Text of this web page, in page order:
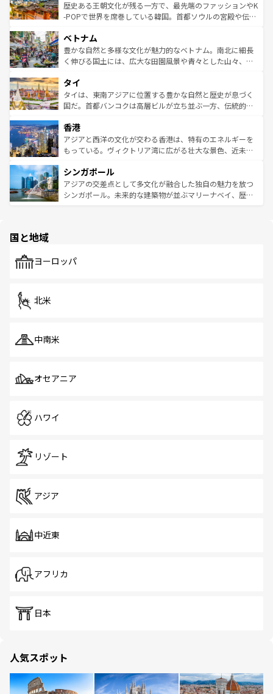
ビング、ハイキングなど、アウトドア好きにはたまらな
い。オーストラリアの多彩な魅力を存分に味わいつくそ
参照してほしい。
と山間の静けさが共存しており、訪れる人に新しい発見と
驚きをもたらしてくれる。また、奥深い台湾の食文化も魅
容にもいいと評判のスイーツなど、バラエティ豊かな料理
が味わえる。 なお、新着の台湾情報は コンテンツ一覧を参
照してほしい。
歴史ある王朝文化が残る一方で、最先端のファッションやK
-POPで世界を席巻している韓国。首都ソウルの宮殿や伝統
き、地方に足を延ばせば四季折々の自然美を楽しむことが
できる。そして、キムチや焼肉、絶品のストリートフード
まで、さまざまな韓国料理が待っている。夜には、韓国な
リティに包まれながら、韓国の多彩な魅力を心ゆくまで味
わってみてほしい。 なお、新着の韓国情報はコンテンツ一
覧を参照してほしい。
ベトナム
豊かな自然と多様な文化が魅力的なベトナム。南北に細長
く伸びる国土には、広大な田園風景や青々とした山々、世
急速な発展と共に伝統が息づく。ハノイの古い町並みやホ
ーチミン市のフランス統治時代の建物も、独特の雰囲気を
醸し出している。また、バラエティの豊かさとおいしさで
とつ。フォーやバインミー、ベトナムコーヒーなどは、ぜ
ひ現地で味わいたい。どの地域を訪れてもあたたかい人々
が旅行者を迎えてくれるので、きっと忘れられない旅にな
参照してほしい。
タイ
タイは、東南アジアに位置する豊かな自然と歴史が息づく
国だ。首都バンコクは高層ビルが立ち並ぶ一方、伝統的な
の活気が交差している。北部ではチェンマイなどの山岳地
帯で自然と触れ合い、南部ではプーケットやクラビの美し
いビーチでリゾート気分を楽しむことができる。タイ料理
激する。気候は一年中温暖で、どの季節にも異なる楽しみ
が待っている。親しみやすいタイの人々、仏教を中心とし
た文化、そして多様な観光資源が、訪れる旅人を魅了し続
香港
アジアと西洋の文化が交わる香港は、特有のエネルギーを
もっている。ヴィクトリア湾に広がる壮大な景色、近未来
み、どこを訪れても感動するはず。観光スポットが密集し
ており、効率よく見どころを回れるのも魅力。息をのむよ
うな絶景から文化的な体験まで、香港を存分に楽しみ尽く
シンガポール
アジアの交差点として多文化が融合した独自の魅力を放つ
シンガポール。未来的な建築物が並ぶマリーナベイ、歴史
で、ホーカーズは地元の風情を楽しめる外せないスポット
国と地域
ヨーロッパ
北米
中南米
オセアニア
ハワイ
リゾート
アジア
中近東
アフリカ
日本
人気スポット